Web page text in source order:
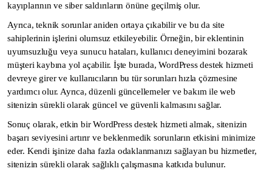
kayıplarının ve siber saldırıların önüne geçilmiş olur.
Ayrıca, teknik sorunlar aniden ortaya çıkabilir ve bu da site
sahiplerinin işlerini olumsuz etkileyebilir. Örneğin, bir eklentinin
uyumsuzluğu veya sunucu hataları, kullanıcı deneyimini bozarak
müşteri kaybına yol açabilir. İşte burada, WordPress destek hizmeti
devreye girer ve kullanıcıların bu tür sorunları hızla çözmesine
yardımcı olur. Ayrıca, düzenli güncellemeler ve bakım ile web
sitenizin sürekli olarak güncel ve güvenli kalmasını sağlar.
Sonuç olarak, etkin bir WordPress destek hizmeti almak, sitenizin
başarı seviyesini artırır ve beklenmedik sorunların etkisini minimize
eder. Kendi işinize daha fazla odaklanmanızı sağlayan bu hizmetler,
sitenizin sürekli olarak sağlıklı çalışmasına katkıda bulunur.